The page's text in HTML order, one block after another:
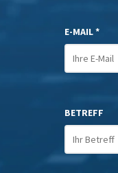
E-MAIL *
BETREFF